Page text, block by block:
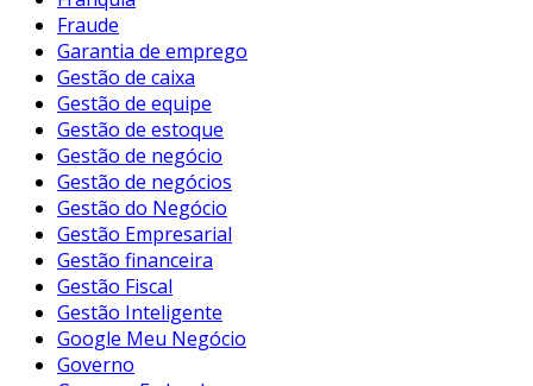
Fraude
Garantia de emprego
Gestão de caixa
Gestão de equipe
Gestão de estoque
Gestão de negócio
Gestão de negócios
Gestão do Negócio
Gestão Empresarial
Gestão financeira
Gestão Fiscal
Gestão Inteligente
Google Meu Negócio
Governo